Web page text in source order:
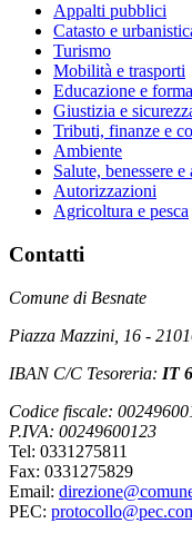
Appalti pubblici
Catasto e
Turismo
Mobilità e trasporti
Educazione e
Giustizia e
Tributi, finanze e
Ambiente
Salute, benessere e
Autorizzazioni
Agricoltura e pesca
Contatti
Comune di Besnate
Piazza Mazzini, 16 -
IBAN C/C Tesoreria: IT
Codice fiscale:
P.IVA: 00249600123
Tel: 0331275811
Fax: 0331275829
Email:
PEC: